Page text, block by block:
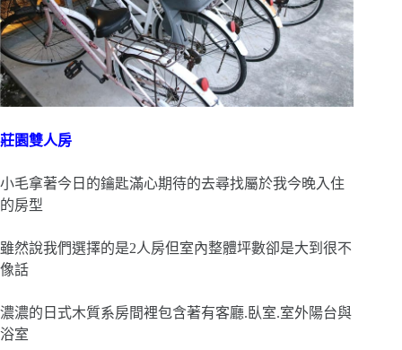
莊園雙人房
小毛拿著今日的鑰匙滿心期待的去尋找屬於我今晚入住
的房型
雖然說我們選擇的是2人房但室內整體坪數卻是大到很不
像話
濃濃的日式木質系房間裡包含著有客廳.臥室.室外陽台與
浴室